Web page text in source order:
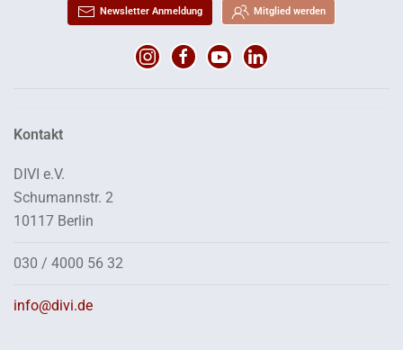
Newsletter Anmeldung Mitglied werden
Kontakt
DIVI e.V.
Schumannstr. 2
10117 Berlin
030 / 4000 56 32
info@divi.de